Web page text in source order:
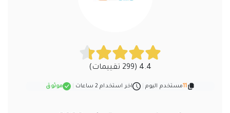
4.4 (299 تقييمات)
11مستخدم اليوم اخر استخدام 2 ساعات موثوق